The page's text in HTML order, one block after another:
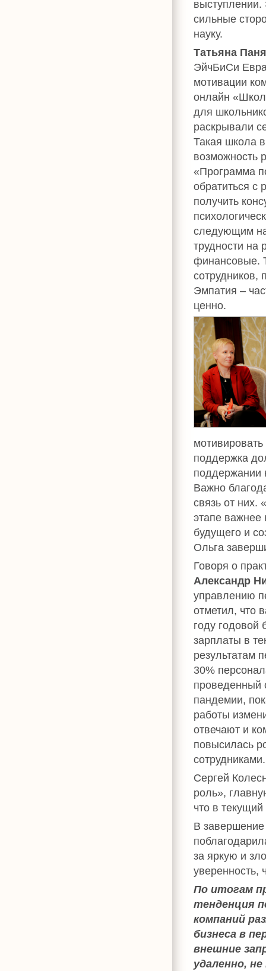
выступлении.
сильные
науку.
Татьяна
ЭйчБиСи
мотивации
онлайн
для
раскрывали
Такая школа
возможность
«Программа
обратиться с
получить
следующим
трудности на
финансовые.
сотрудников,
Эмпатия –
ценно.
поддержка
поддержании
Важно
связь от
этапе важнее
будущего и
Ольга
Говоря о
Александр
управлению
отметил, что
году годовой
зарплаты в
результатам
30%
проведенный
пандемии,
работы
отвечают и
повысилась
сотрудниками.
Сергей
роль»,
что в
В
за яркую и
уверенность,
По итогам
тенденция
компаний
бизнеса в
внешние
удаленно,